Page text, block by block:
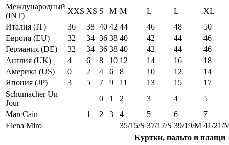
Международный
(INT)
XXS XS S M M L L
XL
Италия (IT)
36 38 40 42 44 46 48
50
Европа (EU)
32 34 36 38 40 42 44
46
Германия (DE)
32 34 36 38 40 42 44
46
Англия (UK)
4 6 8 10 12 14 16
18
Америка (US)
0 2 4 6 8 10 12
14
Япония (JP)
3 5 7 9 11 13 15
17
Schumacher Un
Jour
0 1 2 3 4
5
MarcCain
1 2 3 4 5 6
7
Elena Miro
35/15/S 37/17/S 39/19/M 41/21/
Куртки, пальто и плащи